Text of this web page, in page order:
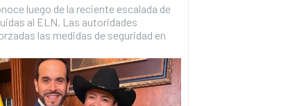
luego de la reciente escalada de
al ELN. Las autoridades
las medidas de seguridad en